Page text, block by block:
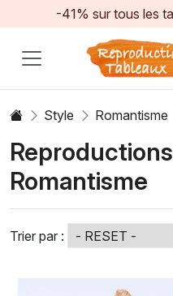
-41% sur tous les
Style Romantisme
Romantisme
Trier par :